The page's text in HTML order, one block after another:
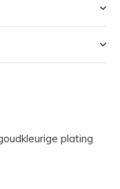
plating